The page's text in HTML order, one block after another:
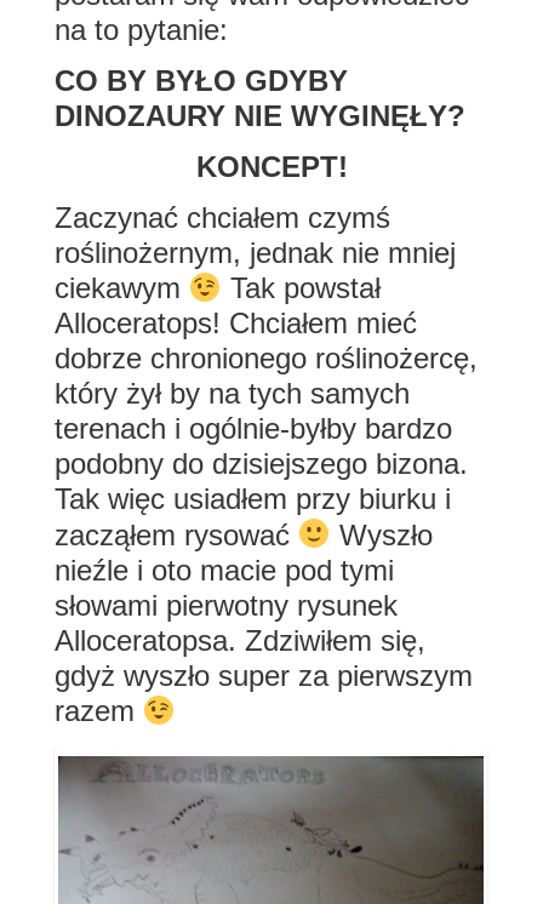
na to pytanie:
CO BY BYŁO GDYBY
DINOZAURY NIE WYGINĘŁY?
KONCEPT!
Zaczynać chciałem czymś
roślinożernym, jednak nie mniej
ciekawym
Tak powstał
Alloceratops! Chciałem mieć
dobrze chronionego roślinożercę,
który żył by na tych samych
terenach i ogólnie-byłby bardzo
podobny do dzisiejszego bizona.
Tak więc usiadłem przy biurku i
zacząłem rysować
Wyszło
nieźle i oto macie pod tymi
słowami pierwotny rysunek
Alloceratopsa. Zdziwiłem się,
gdyż wyszło super za pierwszym
razem